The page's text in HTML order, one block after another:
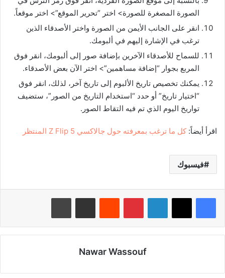
الصورة المصغرة للصورة> اختر “تحرير الموقع”> اختر موقعاً.
انقر على الجانب الأيمن من الصورة واختر الأصدقاء الذين
ترغب في الإشارة إليهم في ألبومك.
للسماح للأصدقاء الآخرين بإضافة صور إلى ألبومك، انقر فوق
المربع بجوار “إضافة مساهمين”> اختر الآن بعض الأصدقاء.
يمكنك تخصيص تاريخ الألبوم إلى تاريخ آخر، لذلك، انقر فوق
“اختيار تاريخ” أو حدد “استخدام التاريخ من الصور”، ستضيف
تواريخ اليوم الذي تم فيه التقاط الصور.
اقرأ أيضاً: كل ما ترغب بمعرفته حول جالاكسي 5 Z Flip المنتظر
فيسبوك
لينكدإن بينتيريست
Nawar Wassouf